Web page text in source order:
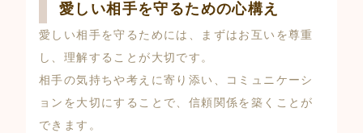
愛しい相手を守るための心構え
愛しい相手を守るためには、まずはお互いを尊重
し、理解することが大切です。
相手の気持ちや考えに寄り添い、コミュニケーシ
ョンを大切にすることで、信頼関係を築くことが
できます。